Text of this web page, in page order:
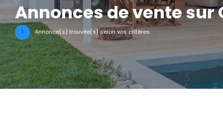
Annonces de vente sur
1 Annonce(s) trouvée(s) selon vos critères